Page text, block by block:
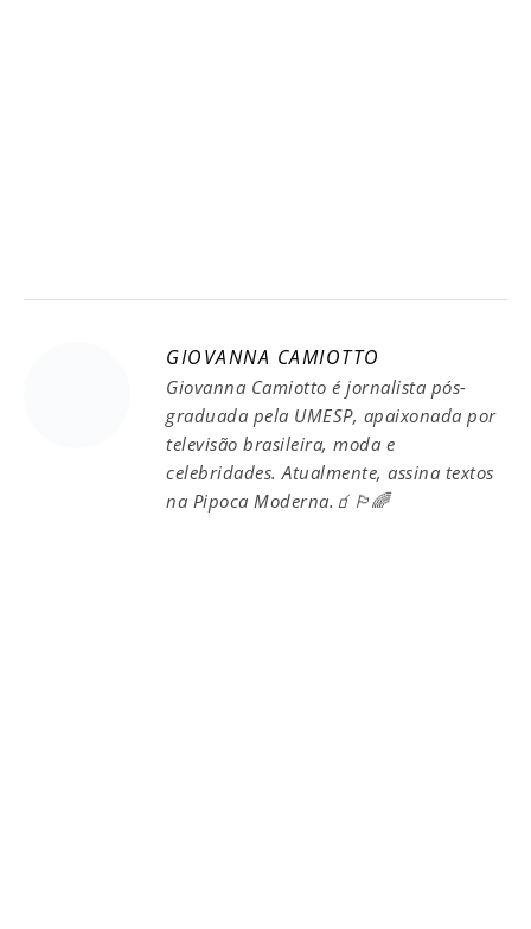
GIOVANNA CAMIOTTO
Giovanna Camiotto é jornalista pós-
graduada pela UMESP, apaixonada por
televisão brasileira, moda e
celebridades. Atualmente, assina textos
na Pipoca Moderna.🧃🏳️‍🌈